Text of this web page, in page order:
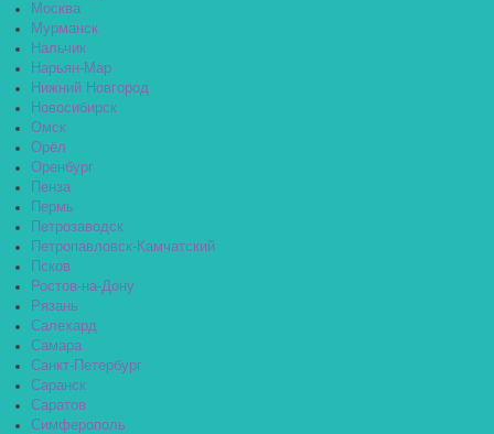
Москва
Мурманск
Нальчик
Нарьян-Мар
Нижний Новгород
Новосибирск
Омск
Орёл
Оренбург
Пенза
Пермь
Петрозаводск
Петропавловск-Камчатский
Псков
Ростов-на-Дону
Рязань
Салехард
Самара
Санкт-Петербург
Саранск
Саратов
Симферополь